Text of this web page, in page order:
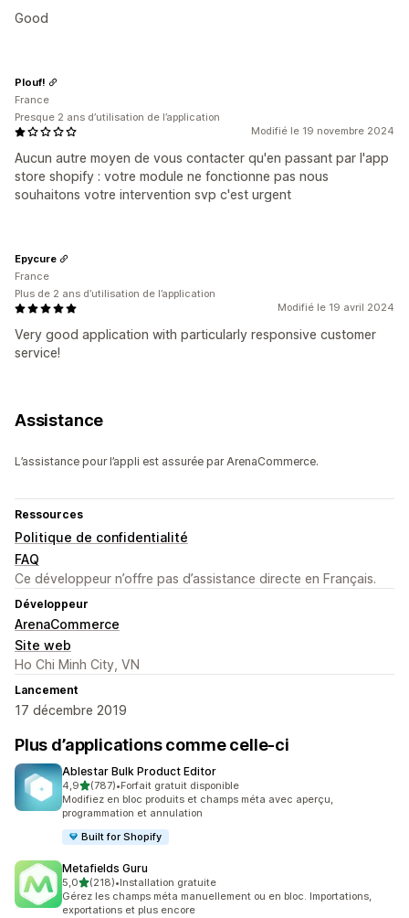
Good
Modifié le 19 novembre 2024
Aucun autre moyen de vous contacter qu'en passant par l'app
store shopify : votre module ne fonctionne pas nous
souhaitons votre intervention svp c'est urgent
Plouf!
France
Presque 2 ans d’utilisation de l’application
Modifié le 19 avril 2024
Very good application with particularly responsive customer
service!
Epycure
France
Plus de 2 ans d’utilisation de l’application
Assistance
L’assistance pour l’appli est assurée par ArenaCommerce.
Ressources
Politique de confidentialité
FAQ
Ce développeur n’offre pas d’assistance directe en Français.
Développeur
ArenaCommerce
Site web
Ho Chi Minh City, VN
Lancement
17 décembre 2019
Plus d’applications comme celle-ci
Ablestar Bulk Product Editor
4,9étoile(s) sur 5
(787)
787 avis au total
•Forfait gratuit disponible
Modifiez en bloc produits et champs méta avec aperçu,
programmation et annulation
Built for Shopify
Metafields Guru
5,0étoile(s) sur 5
(218)
218 avis au total
•Installation gratuite
Gérez les champs méta manuellement ou en bloc. Importations,
exportations et plus encore